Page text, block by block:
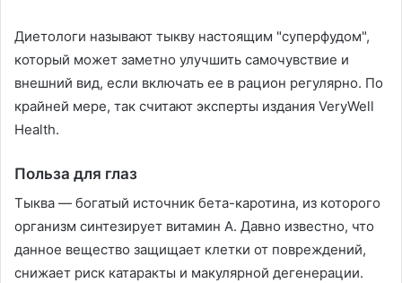
Диетологи называют тыкву настоящим "суперфудом",
который может заметно улучшить самочувствие и
внешний вид, если включать ее в рацион регулярно. По
крайней мере, так считают эксперты издания VeryWell
Health.
Польза для глаз
Тыква — богатый источник бета-каротина, из которого
организм синтезирует витамин А. Давно известно, что
данное вещество защищает клетки от повреждений,
снижает риск катаракты и макулярной дегенерации.